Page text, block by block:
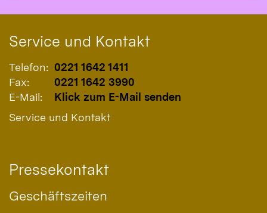
Service und Kontakt
Telefon: 0221 1642 1411
Fax:
0221 1642 3990
E-Mail:
Klick zum E-Mail senden
Service und Kontakt
Pressekontakt
Geschäftszeiten